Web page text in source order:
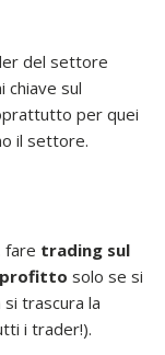
del settore
chiave sul
per quei
il settore.
fare trading sul
solo se si
trascura la
i trader!).